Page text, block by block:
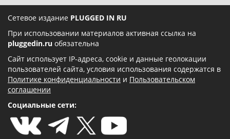
Сетевое издание PLUGGED IN RU
При использовании материалов активная ссылка на
pluggedin.ru обязательна
Сайт использует IP-адреса, cookie и данные геолокации
пользователей сайта, условия использования содержатся в
Политике конфиденциальности и Пользовательском
соглашении
Социальные сети: